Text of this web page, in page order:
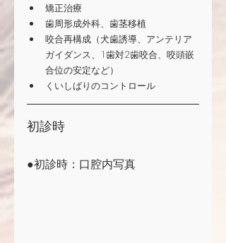
矯正治療
歯周形成外科、歯茎移植
咬合再構成（犬歯誘導、アンテリア
ガイダンス、1歯対2歯咬合、咬頭嵌
合位の安定など）
くいしばりのコントロール
初診時
●初診時：口腔内写真